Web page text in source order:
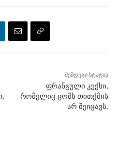
შემდეგი სტატია
ფრანგული კექსი,
რომელიც ცომს თითქმის
არ შეიცავს.